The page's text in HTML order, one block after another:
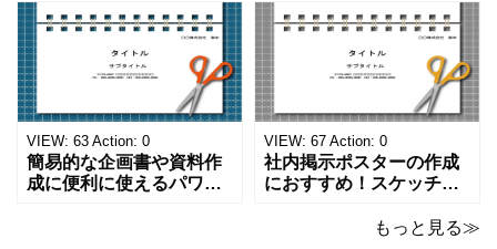
ペンのワンポイントイラ
ストが描かれています。
ご案内やお知らせなど簡
単な資料を時短で作成で
きる便利なフォーマット
になります。 文房具好き
の方、掲示ポスターを作
成をされたい方におす
事をまとめたい時のフォ
ーマットにおすすめしま
す。 ノートタイプのフォ
ーマットで文字入れをし
やすく、壁に貼ってもか
わいいデザインです。お
子さんが見てもテンショ
ンが上がるテンプレ
VIEW: 63 Action: 0
簡易的な企画書や資料作
成に便利に使えるパワー
VIEW: 67 Action: 0
社内掲示ポスターの作成
におすすめ！スケッチブ
なパワーポイントのテン
もっと見る≫